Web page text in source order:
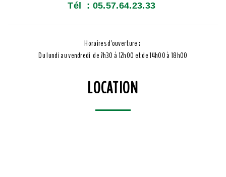
Tél : 05.57.64.23.33
Horaires d'ouverture :
Du lundi au vendredi de 7h30 à 12h00 et de 14h00 à 18h00
LOCATION